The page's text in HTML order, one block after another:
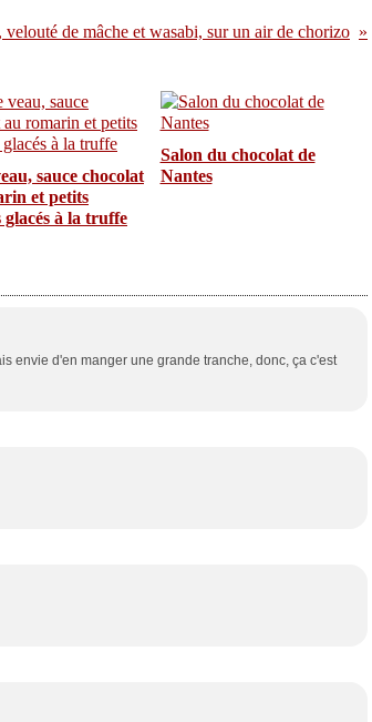
velouté de mâche et wasabi, sur un air de chorizo
sauce chocolat
et petits
glacés à la truffe
Salon du chocolat de
Nantes
envie d'en manger une grande tranche, donc, ça c'est